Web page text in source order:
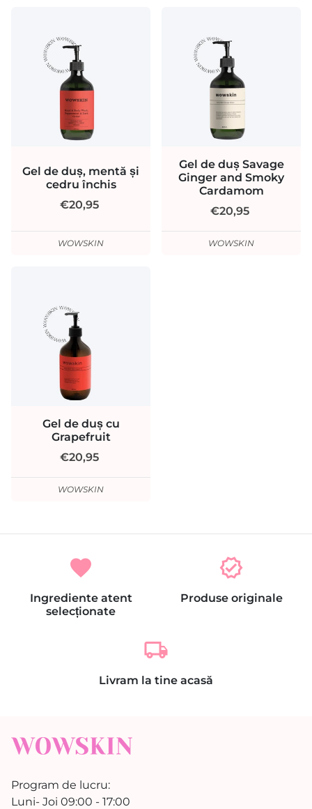
Gel de duș, mentă și
cedru închis
€20,95
WOWSKIN
Gel de duș Savage
Ginger and Smoky
Cardamom
€20,95
WOWSKIN
Gel de duș cu
Grapefruit
€20,95
WOWSKIN
favorite
Ingrediente atent
selecționate
verified
Produse originale
local_shipping
Livram la tine acasă
Program de lucru:
Luni- Joi 09:00 - 17:00